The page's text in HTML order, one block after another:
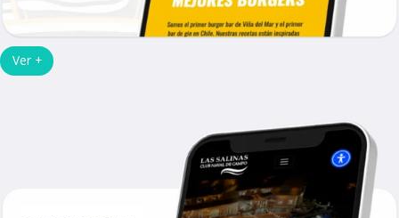
Ver +